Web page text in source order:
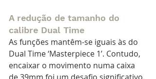
A redução de tamanho do
calibre Dual Time
As funções mantêm-se iguais às do
Dual Time ‘Masterpiece 1’. Contudo,
encaixar o movimento numa caixa
de 39mm foi um desafio significativo,